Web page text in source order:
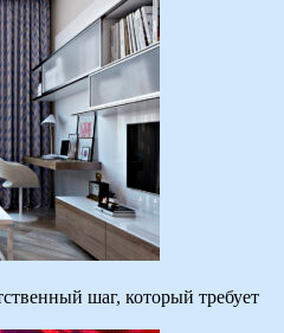
шаг, который требует